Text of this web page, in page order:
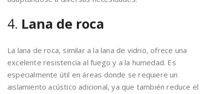
4. Lana de roca
La lana de roca, similar a la lana de vidrio, ofrece una
excelente resistencia al fuego y a la humedad. Es
especialmente útil en áreas donde se requiere un
aislamiento acústico adicional, ya que también reduce el